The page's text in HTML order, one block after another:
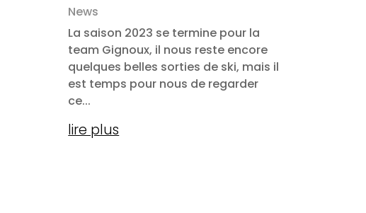
News
La saison 2023 se termine pour la
team Gignoux, il nous reste encore
quelques belles sorties de ski, mais il
est temps pour nous de regarder
ce...
lire plus